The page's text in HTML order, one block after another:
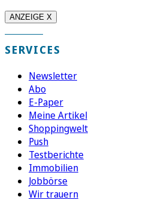
ANZEIGE X
SERVICES
Newsletter
Abo
E-Paper
Meine Artikel
Shoppingwelt
Push
Testberichte
Immobilien
Jobbörse
Wir trauern